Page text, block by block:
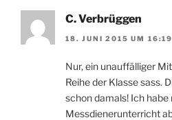
C. Verbrüggen
18. JUNI 2015 UM 16:19
Nur, ein unauffälliger
Reihe der Klasse sass.
schon damals! Ich habe
Messdienerunterricht